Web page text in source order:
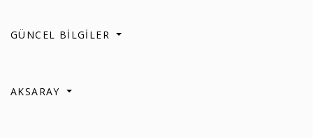
GÜNCEL BİLGİLER
AKSARAY